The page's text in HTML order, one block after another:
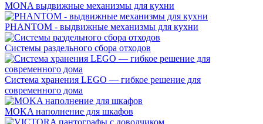
MONA выдвижные механизмы для кухни
PHANTOM - выдвижные механизмы для кухни
Системы раздельного сбора отходов
Система хранения LEGO — гибкое решение для
современного дома
MOKA наполнение для шкафов